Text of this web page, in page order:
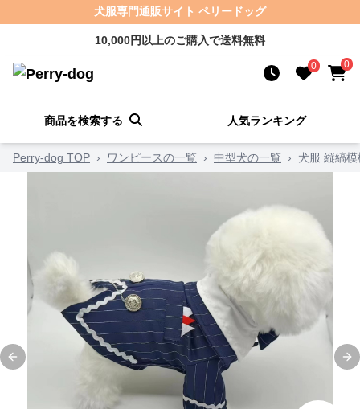
犬服専門通販サイト ペリードッグ
10,000円以上のご購入で送料無料
0 0
商品を検索する 人気ランキング
Perry-dog TOP › ワンピースの一覧 › 中型犬の一覧 › 犬服 縦縞
Previous slide